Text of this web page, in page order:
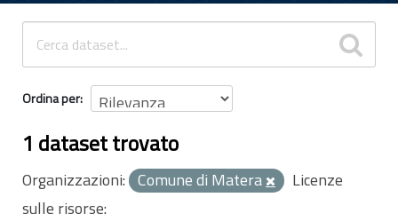
INFORMAZIONI
Ordina per
1 dataset trovato
Organizzazioni: Comune di Matera
Licenze
sulle risorse: